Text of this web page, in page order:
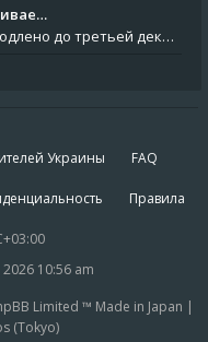
Доменное имя KIEV-X.COM продлено до третьей декады августа 2027 года! Спасибо всем анонимным пользователям, которые по
Украины FAQ
Правила
10:56 am
Limited ™ Made in Japan |
(Tokyo)